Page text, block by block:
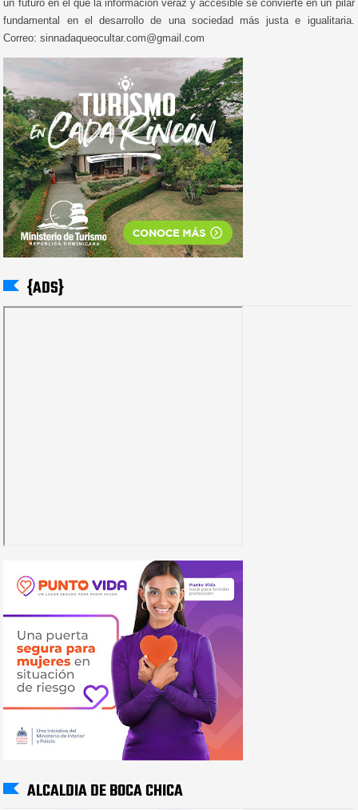
un futuro en el que la información veraz y accesible se convierte en un pilar
fundamental en el desarrollo de una sociedad más justa e igualitaria.
Correo: sinnadaqueocultar.com@gmail.com
{ADS}
ALCALDIA DE BOCA CHICA